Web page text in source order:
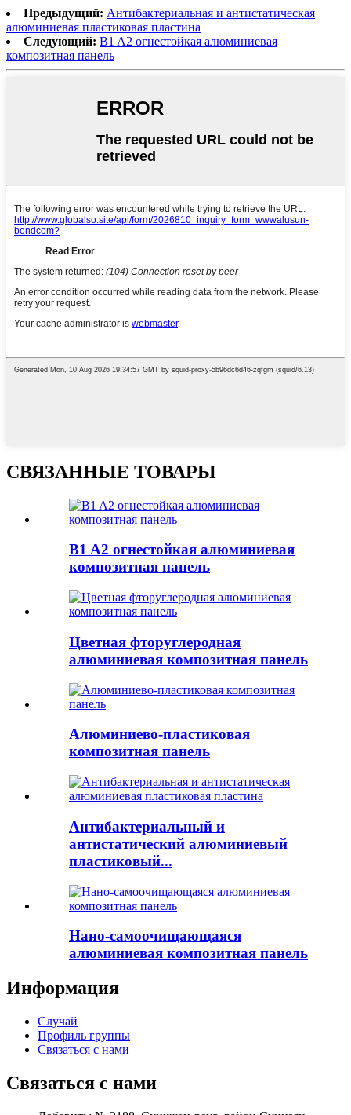
Предыдущий: Антибактериальная и антистатическая
алюминиевая пластиковая пластина
Следующий: B1 A2 огнестойкая алюминиевая
композитная панель
СВЯЗАННЫЕ ТОВАРЫ
B1 A2 огнестойкая алюминиевая
композитная панель
Цветная фторуглеродная
алюминиевая композитная панель
Алюминиево-пластиковая
композитная панель
Антибактериальный и
антистатический алюминиевый
пластиковый...
Нано-самоочищающаяся
алюминиевая композитная панель
Информация
Случай
Профиль группы
Связаться с нами
Связаться с нами